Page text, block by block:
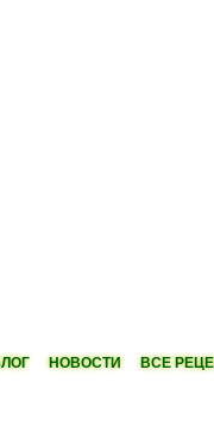
НОВОСТИ ВСЕ